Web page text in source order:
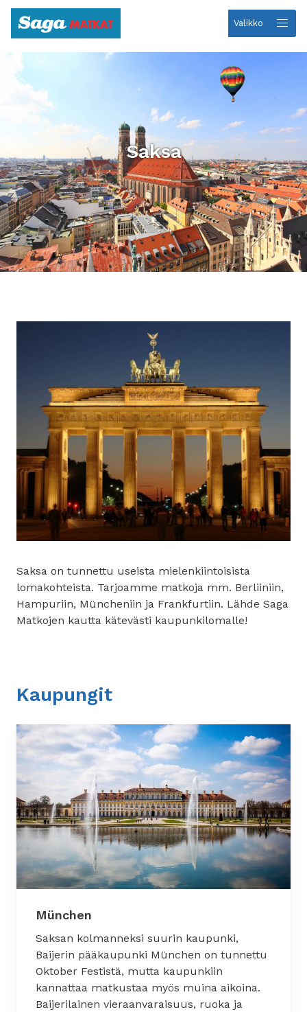
Etusivulle
Valikko
Saksa
Saksa on tunnettu useista mielenkiintoisista
lomakohteista. Tarjoamme matkoja mm. Berliiniin,
Hampuriin, Müncheniin ja Frankfurtiin. Lähde Saga
Matkojen kautta kätevästi kaupunkilomalle!
Kaupungit
München
Saksan kolmanneksi suurin kaupunki,
Baijerin pääkaupunki München on tunnettu
Oktober Festistä, mutta kaupunkiin
kannattaa matkustaa myös muina aikoina.
Baijerilainen vieraanvaraisuus, ruoka ja